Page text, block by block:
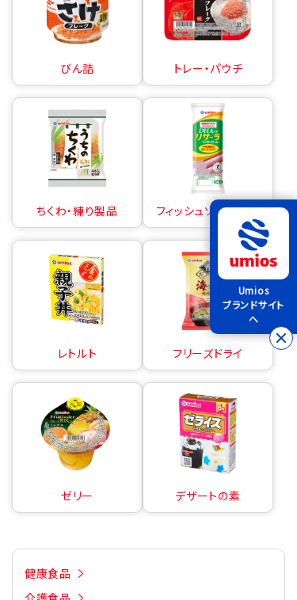
びん詰 トレー・パウチ
ちくわ・練り製品 フィッシュソーセージ
レトルト フリーズドライ
ゼリー デザートの素
健康食品
Umios
ブランドサイト
へ